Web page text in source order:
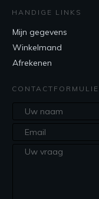
HANDIGE LINKS
Mijn gegevens
Winkelmand
Afrekenen